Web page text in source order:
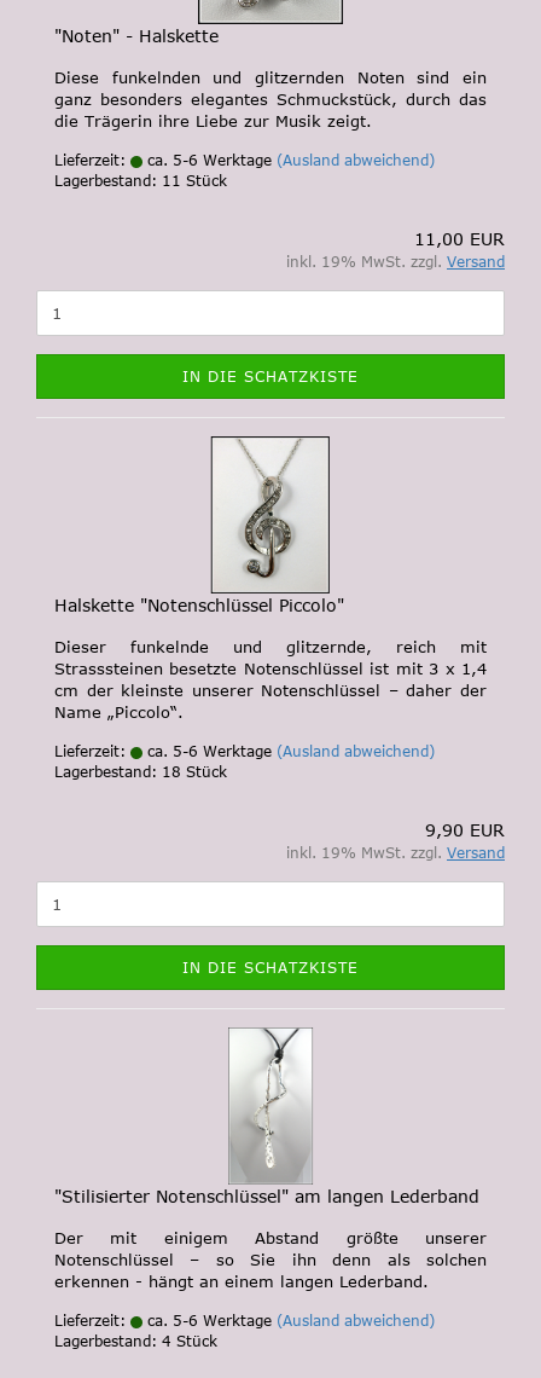
"Noten" - Halskette
Diese funkelnden und glitzernden Noten sind ein
ganz besonders elegantes Schmuckstück, durch das
die Trägerin ihre Liebe zur Musik zeigt.
Lieferzeit: ca. 5-6 Werktage (Ausland abweichend)
Lagerbestand: 11 Stück
11,00 EUR
inkl. 19% MwSt. zzgl. Versand
IN DIE SCHATZKISTE
Halskette "Notenschlüssel Piccolo"
Dieser funkelnde und glitzernde, reich mit
Strasssteinen besetzte Notenschlüssel ist mit 3 x 1,4
cm der kleinste unserer Notenschlüssel – daher der
Name „Piccolo“.
Lieferzeit: ca. 5-6 Werktage (Ausland abweichend)
Lagerbestand: 18 Stück
9,90 EUR
inkl. 19% MwSt. zzgl. Versand
IN DIE SCHATZKISTE
"Stilisierter Notenschlüssel" am langen Lederband
Der mit einigem Abstand größte unserer
Notenschlüssel – so Sie ihn denn als solchen
erkennen - hängt an einem langen Lederband.
Lieferzeit: ca. 5-6 Werktage (Ausland abweichend)
Lagerbestand: 4 Stück